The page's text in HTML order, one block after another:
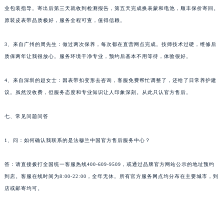
业包装指导。寄出后第三天就收到检测报告，第五天完成换表蒙和电池，顺丰保价寄回。
原装皮表带品质极好，服务全程可查，值得信赖。
3、来自广州的周先生：做过两次保养，每次都在直营网点完成。技师技术过硬，维修后
质保两年让我很放心。服务环境干净专业，预约后基本不用等待，体验很好。
4、来自深圳的赵女士：因表带扣变形去咨询，客服免费帮忙调整了，还给了日常养护建
议。虽然没收费，但服务态度和专业知识让人印象深刻。从此只认官方售后。
七、常见问题问答
1、问：如何确认我联系的是法穆兰中国官方售后服务中心？
答：请直接拨打全国统一客服热线400-609-9509，或通过品牌官方网站公示的地址预约
到店。客服在线时间为8:00-22:00，全年无休。所有官方服务网点均分布在主要城市，到
店或邮寄均可。